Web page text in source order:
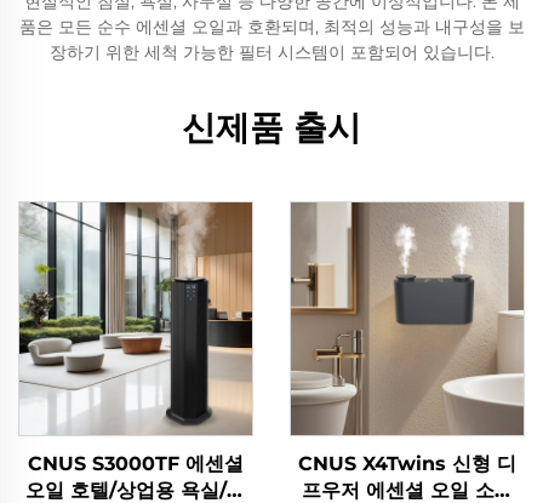
품은 모든 순수 에센셜 오일과 호환되며, 최적의 성능과 내구성을 보
장하기 위한 세척 가능한 필터 시스템이 포함되어 있습니다.
신제품 출시
CNUS S3000TF 에센셜
오일 호텔/상업용 욕실/사
CNUS X4Twins 신형 디
프우저 에센셜 오일 소매